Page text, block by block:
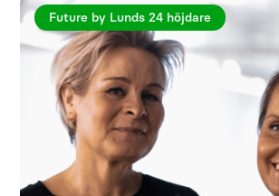
Future by Lunds 24 höjdare